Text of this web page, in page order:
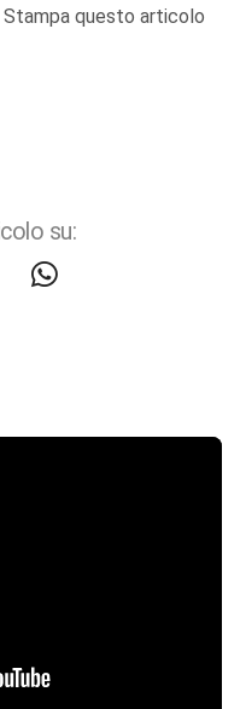
Stampa questo articolo
su: